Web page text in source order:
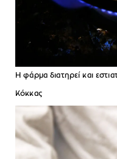
Η φάρμα διατηρεί και
Κόκκας